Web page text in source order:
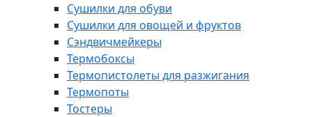
Сушилки для обуви
Сушилки для овощей и фруктов
Сэндвичмейкеры
Термобоксы
Термопистолеты для разжигания
Термопоты
Тостеры